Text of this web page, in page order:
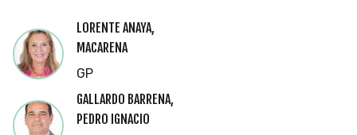
LORENTE ANAYA,
MACARENA
GP
GALLARDO BARRENA,
PEDRO IGNACIO